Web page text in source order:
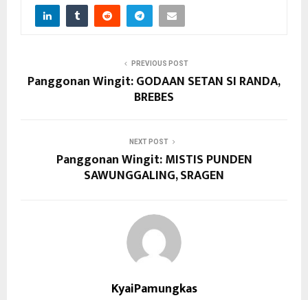
PREVIOUS POST
Panggonan Wingit: GODAAN SETAN SI RANDA,
BREBES
NEXT POST
Panggonan Wingit: MISTIS PUNDEN
SAWUNGGALING, SRAGEN
KyaiPamungkas